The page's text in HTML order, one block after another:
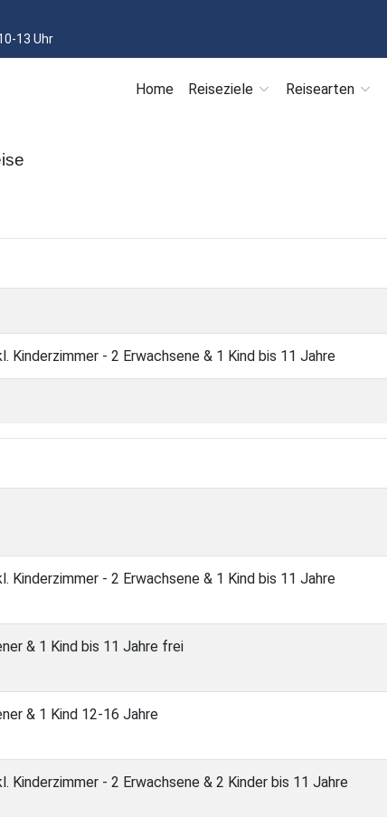
13 Uhr
Home Reiseziele Reisearten
Kinderzimmer - 2 Erwachsene & 1 Kind bis 11 Jahre
Kinderzimmer - 2 Erwachsene & 1 Kind bis 11 Jahre
& 1 Kind bis 11 Jahre frei
& 1 Kind 12-16 Jahre
Kinderzimmer - 2 Erwachsene & 2 Kinder bis 11 Jahre